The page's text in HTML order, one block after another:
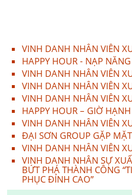
VINH DANH NHÂN VIÊN
HAPPY HOUR - NẠP
VINH DANH NHÂN VIÊN
VINH DANH NHÂN VIÊN
VINH DANH NHÂN VIÊN
HAPPY HOUR – GIỜ
VINH DANH NHÂN VIÊN
ĐẠI SƠN GROUP GẶP
VINH DANH NHÂN VIÊN
VINH DANH NHÂN SỰ
BỨT PHÁ THÀNH CÔNG
PHỤC ĐỈNH CAO”